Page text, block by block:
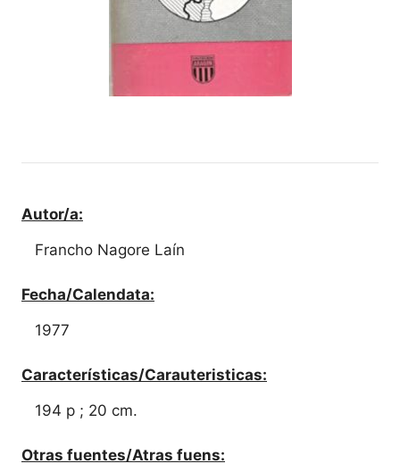
Autor/a:
Francho Nagore Laín
Fecha/Calendata:
1977
Características/Carauteristicas:
194 p ; 20 cm.
Otras fuentes/Atras fuens: